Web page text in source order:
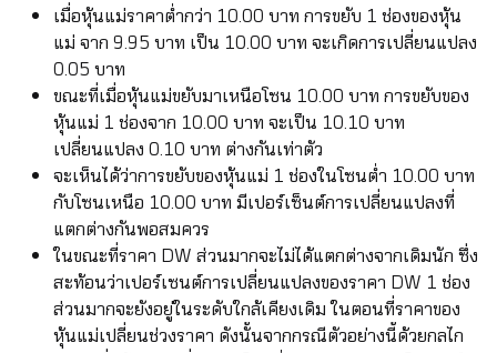
เมื่อหุ้นแม่ราคาต่ำกว่า 10.00 บาท การขยับ 1 ช่องของหุ้น
แม่ จาก 9.95 บาท เป็น 10.00 บาท จะเกิดการเปลี่ยนแปลง
0.05 บาท
ขณะที่เมื่อหุ้นแม่ขยับมาเหนือโซน 10.00 บาท การขยับของ
หุ้นแม่ 1 ช่องจาก 10.00 บาท จะเป็น 10.10 บาท
เปลี่ยนแปลง 0.10 บาท ต่างกันเท่าตัว
จะเห็นได้ว่าการขยับของหุ้นแม่ 1 ช่องในโซนต่ำ 10.00 บาท
กับโซนเหนือ 10.00 บาท มีเปอร์เซ็นต์การเปลี่ยนแปลงที่
แตกต่างกันพอสมควร
ในขณะที่ราคา DW ส่วนมากจะไม่ได้แตกต่างจากเดิมนัก ซึ่ง
สะท้อนว่าเปอร์เซนต์การเปลี่ยนแปลงของราคา DW 1 ช่อง
ส่วนมากจะยังอยู่ในระดับใกล้เคียงเดิม ในตอนที่ราคาของ
หุ้นแม่เปลี่ยนช่วงราคา ดังนั้นจากกรณีตัวอย่างนี้ด้วยกลไก